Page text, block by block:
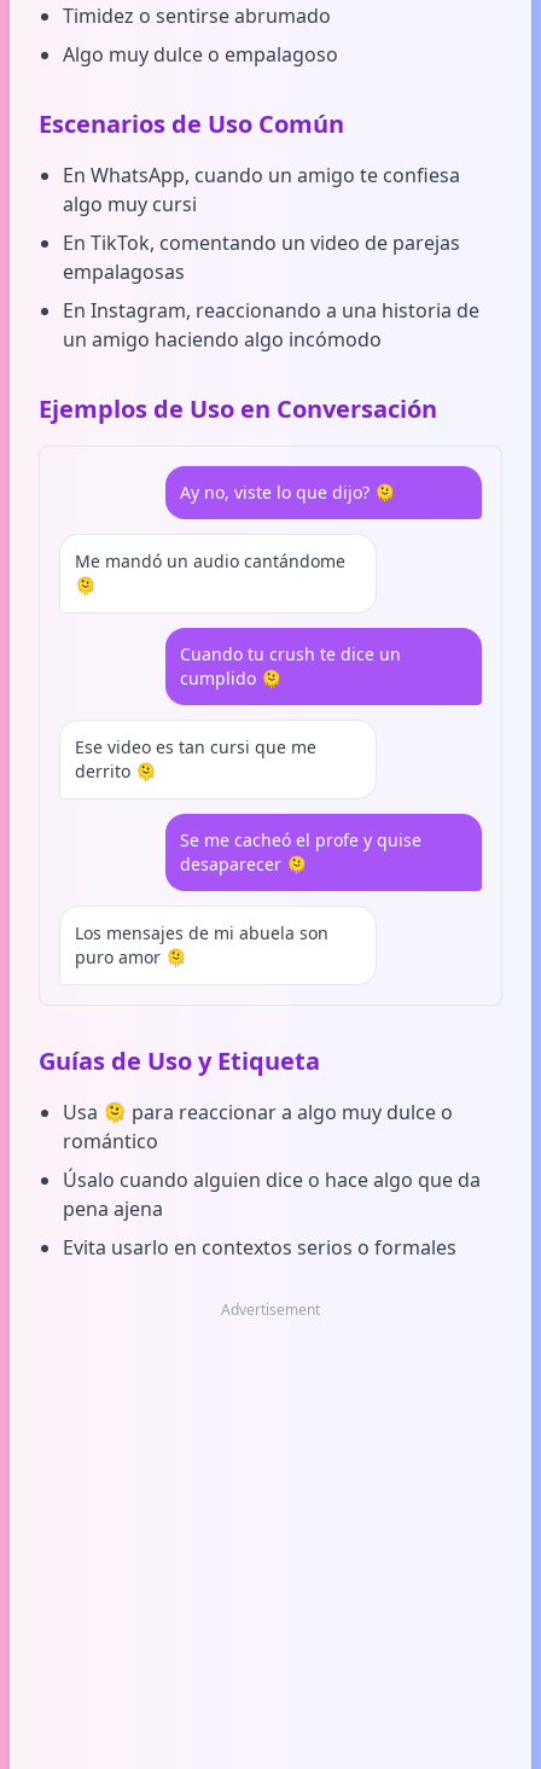
Timidez o sentirse abrumado
Algo muy dulce o empalagoso
Escenarios de Uso Común
En WhatsApp, cuando un amigo te confiesa
algo muy cursi
En TikTok, comentando un video de parejas
empalagosas
En Instagram, reaccionando a una historia de
un amigo haciendo algo incómodo
Ejemplos de Uso en Conversación
Ay no, viste lo que dijo? 🫠
Me mandó un audio cantándome
🫠
Cuando tu crush te dice un
cumplido 🫠
Ese video es tan cursi que me
derrito 🫠
Se me cacheó el profe y quise
desaparecer 🫠
Los mensajes de mi abuela son
puro amor 🫠
Guías de Uso y Etiqueta
Usa 🫠 para reaccionar a algo muy dulce o
romántico
Úsalo cuando alguien dice o hace algo que da
pena ajena
Evita usarlo en contextos serios o formales
Advertisement